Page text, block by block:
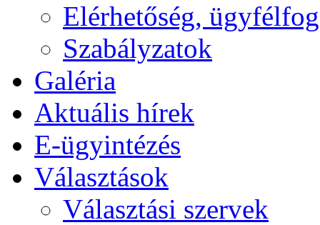
Elérhetőség,
Szabályzatok
Galéria
Aktuális hírek
E-ügyintézés
Választások
Választási szervek